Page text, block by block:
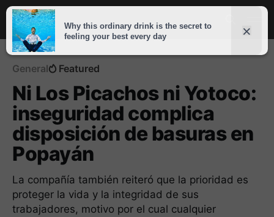
General Featured
Ni Los Picachos ni Yotoco:
inseguridad complica
disposición de basuras en
Popayán
La compañía también reiteró que la prioridad es
proteger la vida y la integridad de sus
trabajadores, motivo por el cual cualquier